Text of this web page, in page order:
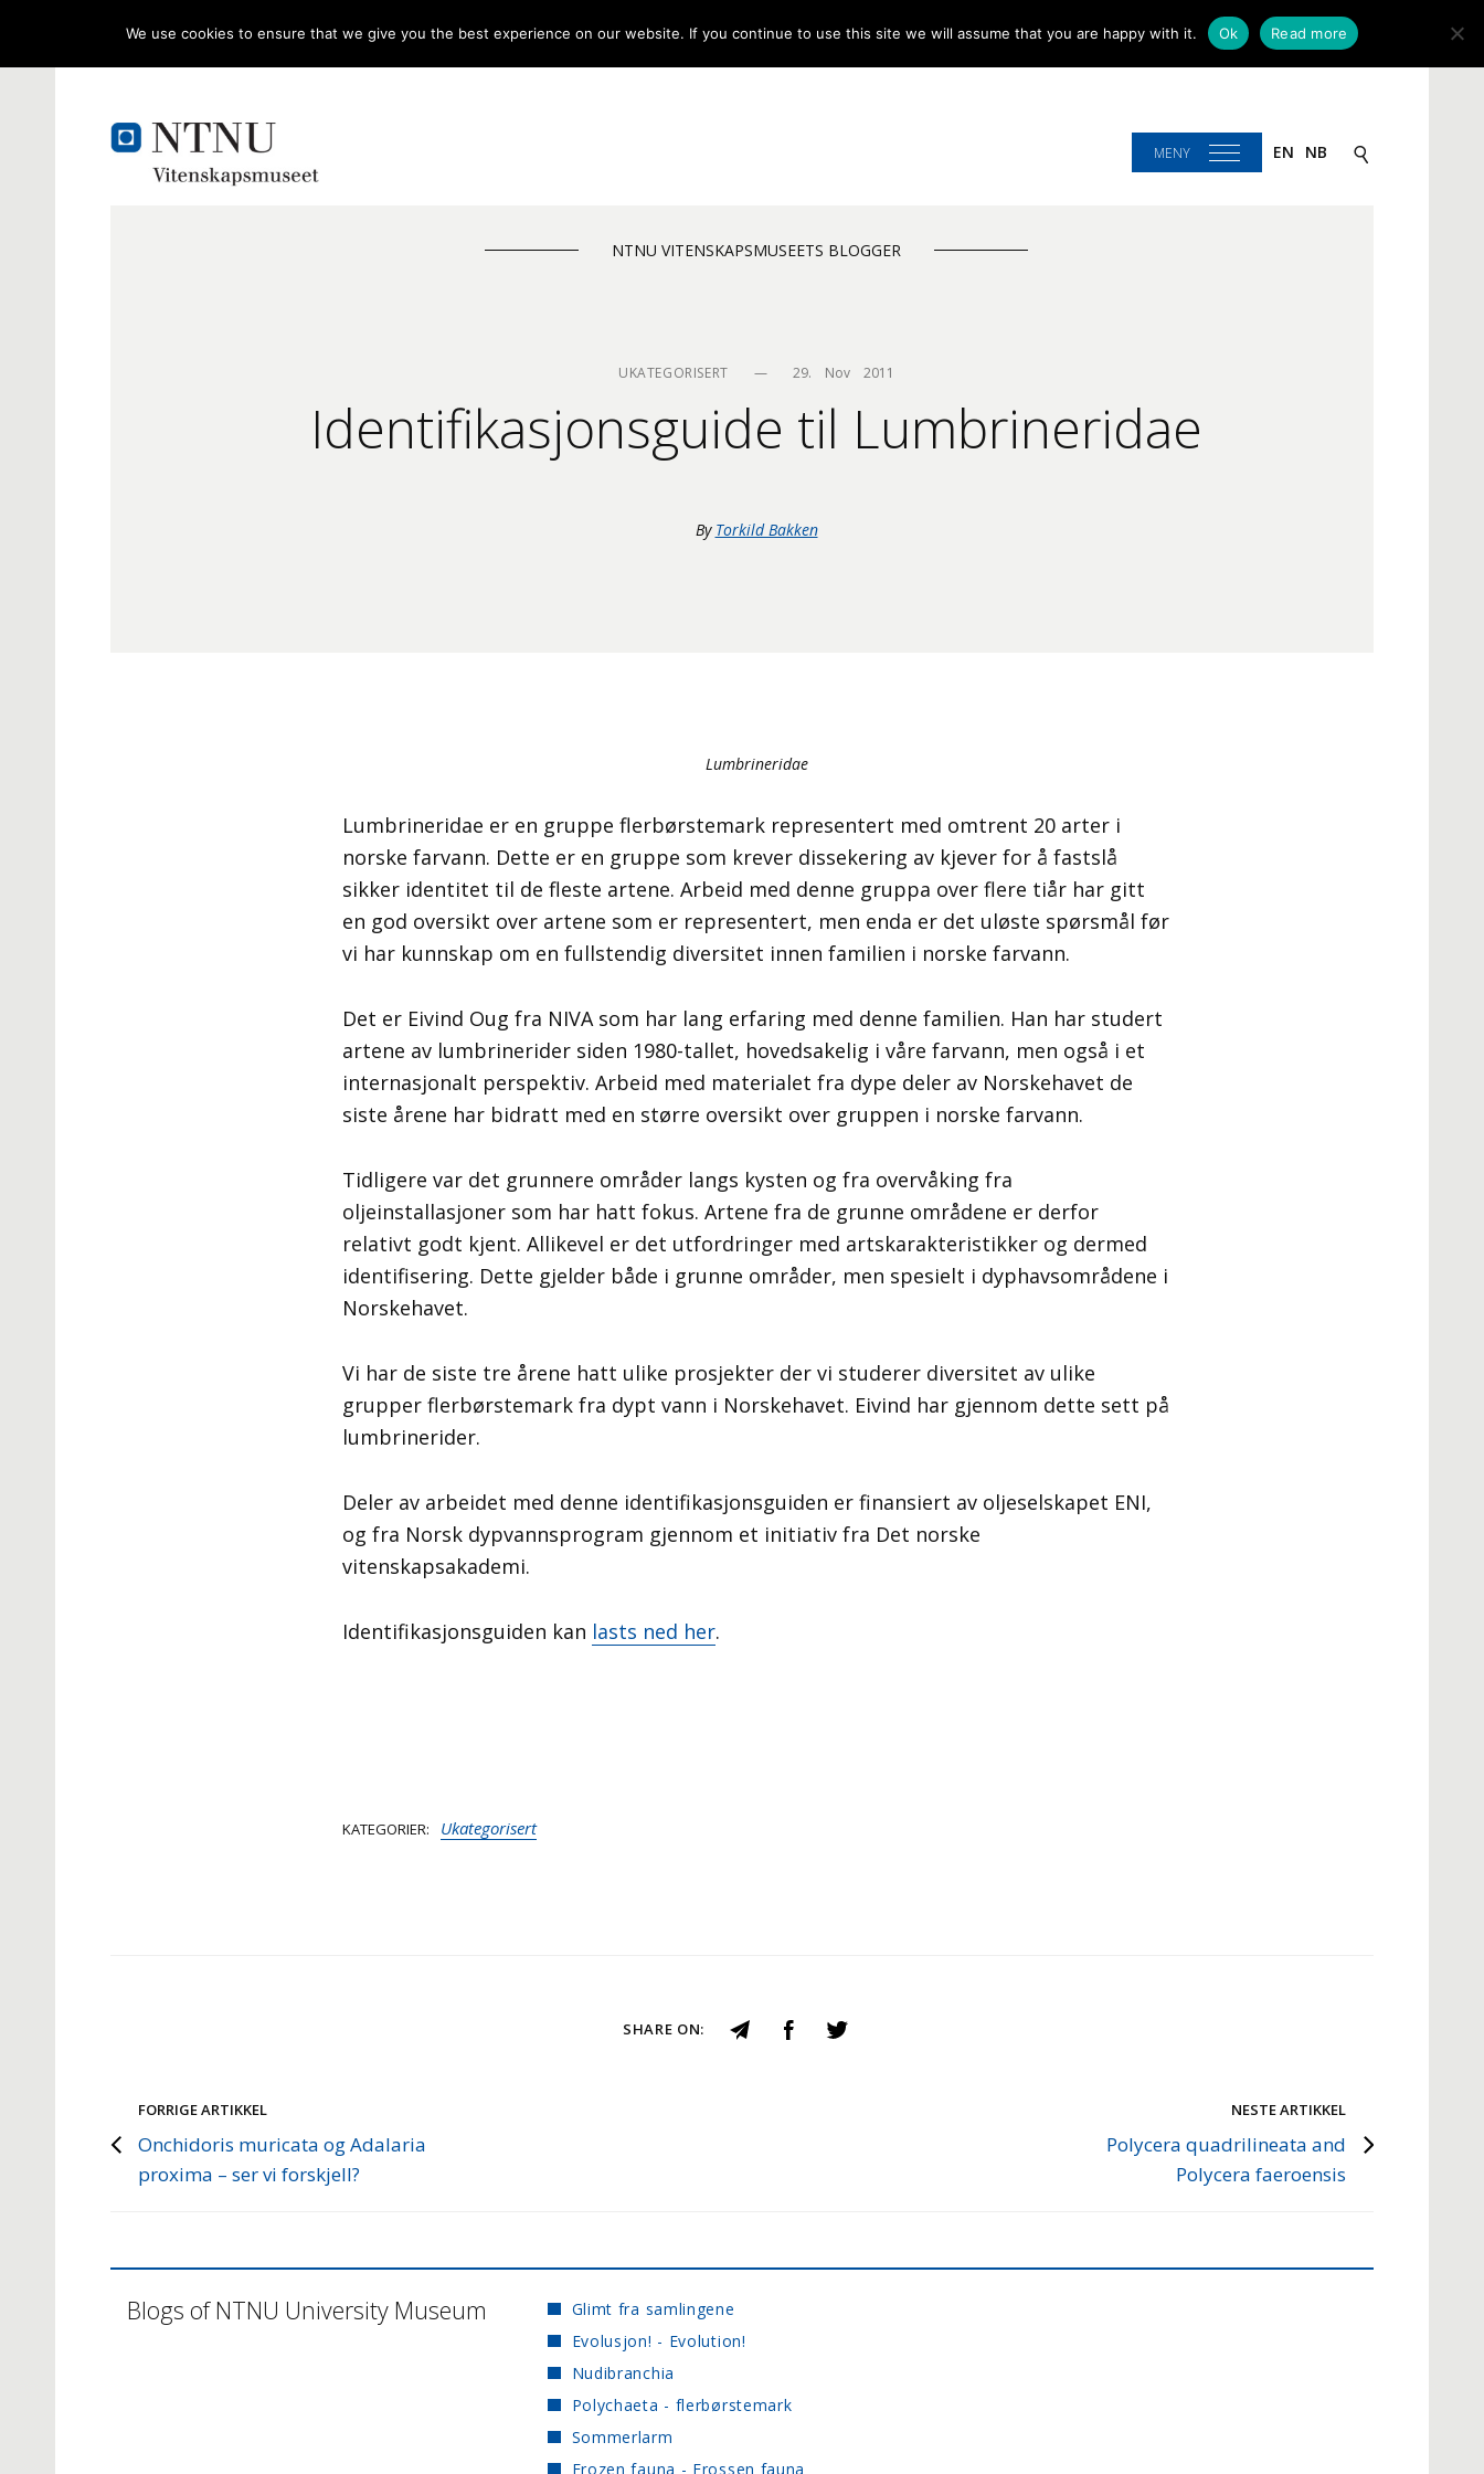
MENY EN NB
NTNU VITENSKAPSMUSEETS BLOGGER
UKATEGORISERT — 29.    Nov    2011
Identifikasjonsguide til Lumbrineridae
By Torkild Bakken
Lumbrineridae
Lumbrineridae er en gruppe flerbørstemark representert med omtrent 20 arter i
norske farvann. Dette er en gruppe som krever dissekering av kjever for å fastslå
sikker identitet til de fleste artene. Arbeid med denne gruppa over flere tiår har gitt
en god oversikt over artene som er representert, men enda er det uløste spørsmål før
vi har kunnskap om en fullstendig diversitet innen familien i norske farvann.
Det er Eivind Oug fra NIVA som har lang erfaring med denne familien. Han har studert
artene av lumbrinerider siden 1980-tallet, hovedsakelig i våre farvann, men også i et
internasjonalt perspektiv. Arbeid med materialet fra dype deler av Norskehavet de
siste årene har bidratt med en større oversikt over gruppen i norske farvann.
Tidligere var det grunnere områder langs kysten og fra overvåking fra
oljeinstallasjoner som har hatt fokus. Artene fra de grunne områdene er derfor
relativt godt kjent. Allikevel er det utfordringer med artskarakteristikker og dermed
identifisering. Dette gjelder både i grunne områder, men spesielt i dyphavsområdene i
Norskehavet.
Vi har de siste tre årene hatt ulike prosjekter der vi studerer diversitet av ulike
grupper flerbørstemark fra dypt vann i Norskehavet. Eivind har gjennom dette sett på
lumbrinerider.
Deler av arbeidet med denne identifikasjonsguiden er finansiert av oljeselskapet ENI,
og fra Norsk dypvannsprogram gjennom et initiativ fra Det norske
vitenskapsakademi.
Identifikasjonsguiden kan lasts ned her.
KATEGORIER Ukategorisert
SHARE ON:
FORRIGE ARTIKKEL
Onchidoris muricata og Adalaria
proxima – ser vi forskjell?
NESTE ARTIKKEL
Polycera quadrilineata and
Polycera faeroensis
Blogs of NTNU University Museum
Glimt fra samlingene
Evolusjon! - Evolution!
Nudibranchia
Polychaeta - flerbørstemark
Sommerlarm
Frozen fauna - Frossen fauna
We use cookies to ensure that we give you the best experience on our website. If you continue to use this site we will assume that you are happy with it. Ok Read more